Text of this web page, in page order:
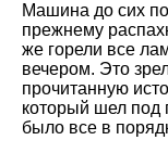
Машина до сих
прежнему
же горели все
вечером. Это
прочитанную
который шел под
было все в